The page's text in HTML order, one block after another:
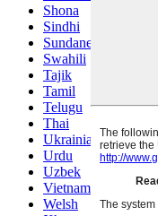
Shona
Sindhi
Sundanese
Swahili
Tajik
Tamil
Telugu
Thai
Ukrainian
Urdu
Uzbek
Vietnamese
Welsh